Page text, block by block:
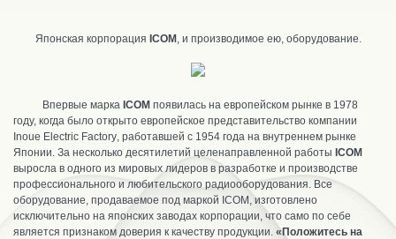
Японская корпорация ICOM , и производи­мое ею, оборудование.
Впервые марка ICOM появилась на европейском рынке в 1978
году, когда было открыто европейское представительство компании
Inoue Electric Factory, работавшей с 1954 года на внутреннем рынке
Японии. За несколько десятиле­тий целенаправленной работы ICОМ
выросла в одного из мировых лидеров в разработке и производстве
профессионального и любитель­ского радиооборудования. Все
оборудование, продаваемое под маркой ICОМ, изготовлено
исключительно на японских заводах корпора­ции, что само по себе
является признаком до­верия к качеству продукции. «Положитесь на